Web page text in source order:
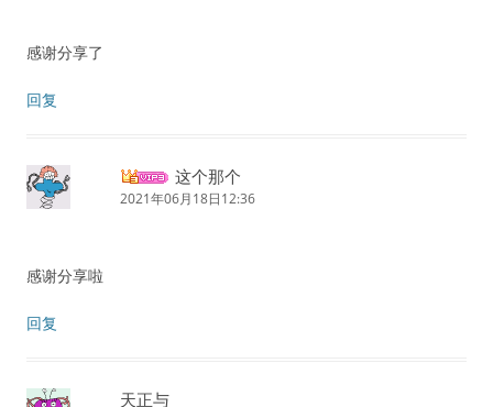
感谢分享了
回复
这个那个
2021年06月18日12:36
感谢分享啦
回复
天正与